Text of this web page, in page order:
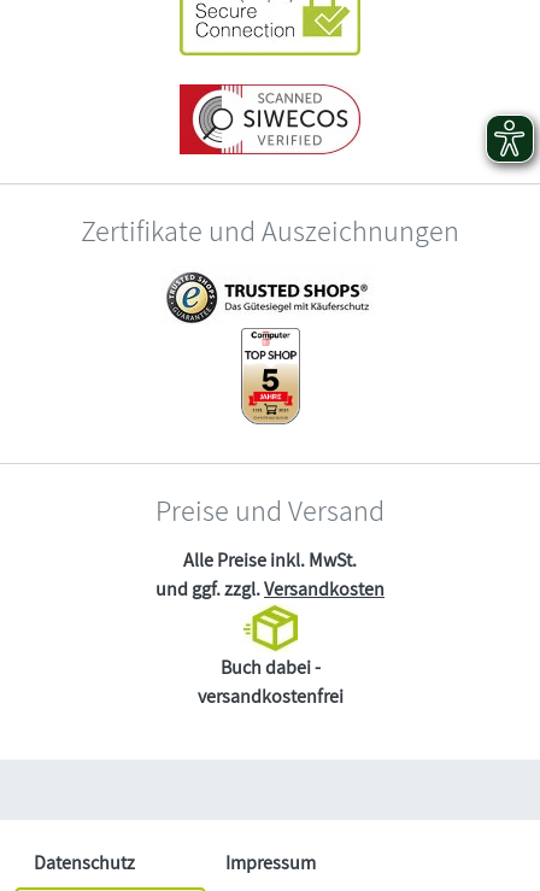
Zertifikate und Auszeichnungen
Preise und Versand
Alle Preise inkl. MwSt.
und ggf. zzgl.Versandkosten
Buch dabei -
versandkostenfrei
Datenschutz Impressum